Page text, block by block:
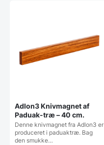
Adlon3 Knivmagnet af
Paduak-træ – 40 cm.
Denne knivmagnet fra Adlon3 er
produceret i paduaktræ. Bag
den smukke…